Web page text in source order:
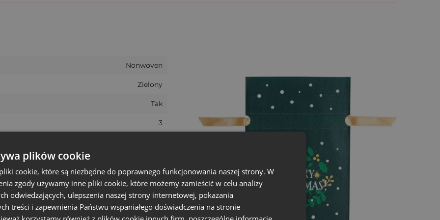
materiałów
produktu, jak i jako część zestawu promocyjnego
prezentu lub produktu
słodyczy i gadżetów reklamowych
logo przy zamówieniach hurtowych
i wysyłki
Nonwoven
Zielony
Tak
3
30 cm
+/- 5%
plików cookie
cookie, które są niezbędne do poprawnego funkcjonowania naszej strony. W
zgody używamy inne pliki cookie, które możemy zamieścić w celu analizy
odwiedzających, ulepszenia naszej strony internetowej, pokazania
treści i zapewnienia Państwu wspaniałego doświadczenia na stronie